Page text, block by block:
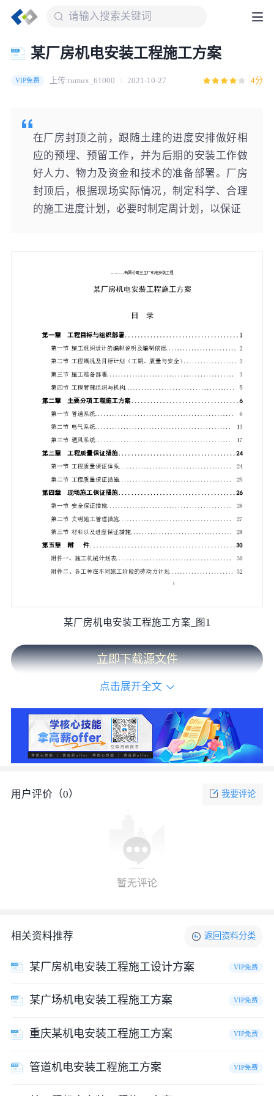
某厂房机电安装工程施工方案
VIP免费 上传:tumux_61000 2021-10-27 4分
在厂房封顶之前，跟随土建的进度安排做好相
应的预埋、预留工作，并为后期的安装工作做
好人力、物力及资金和技术的准备部署。厂房
封顶后，根据现场实际情况，制定科学、合理
的施工进度计划，必要时制定周计划，以保证
某厂房机电安装工程施工方案_图1
立即下载源文件
点击展开全文
用户评价（0） 我要评论
相关资料推荐 返回 资料分类
某厂房机电安装工程施工设计方案 VIP免费
某广场机电安装工程施工方案 VIP免费
重庆某机电安装工程施工方案 VIP免费
管道机电安装工程施工方案 VIP免费